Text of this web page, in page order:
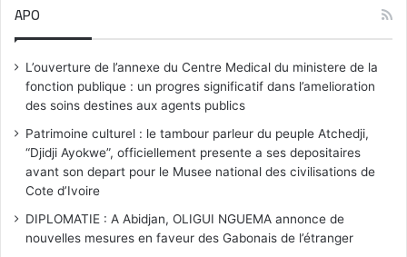
APO
L’ouverture de l’annexe du Centre Medical du ministere de la
fonction publique : un progres significatif dans l’amelioration
des soins destines aux agents publics
Patrimoine culturel : le tambour parleur du peuple Atchedji,
“Djidji Ayokwe”, officiellement presente a ses depositaires
avant son depart pour le Musee national des civilisations de
Cote d’Ivoire
DIPLOMATIE : A Abidjan, OLIGUI NGUEMA annonce de
nouvelles mesures en faveur des Gabonais de l’étranger